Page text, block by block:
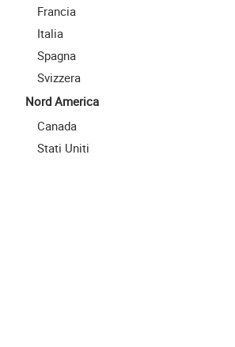
Francia
Italia
Spagna
Svizzera
Nord America
Canada
Stati Uniti